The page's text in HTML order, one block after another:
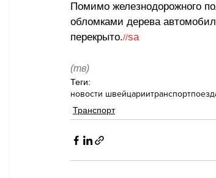
Помимо железнодорожного
обломками дерева
перекрыто.//sa
(тв)
Теги:
новости швейцариитранспорт
Транспорт